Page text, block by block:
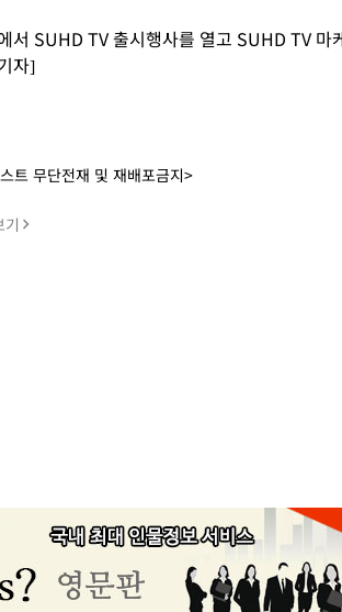
서 SUHD TV 출시행사를 열고 SUHD TV 마
자]
트 무단전재 및 재배포금지>